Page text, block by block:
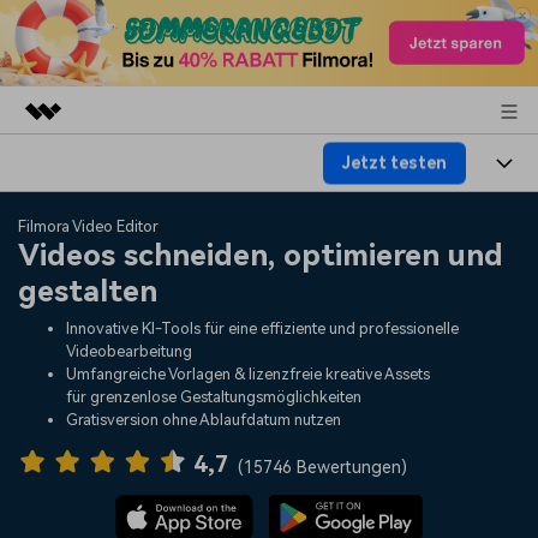
Dienstprogramme
Business
Überblick
Lösungen
Über uns
Presseraum
Support
Jetzt testen
Produkte
Plattformen
Funktionen
Assets
KI
Video/Foto
Audio
Lösungen
Video-Lösungen
Ressourcen
Video-Prompts
Über 100 heiße Video-
Meisterkurs
Beherrschen Sie
Hilfe-Center
Erste Schritte
Filmora Video Editor
Videos schneiden, optimieren und
gestalten
Innovative KI-Tools für eine effiziente und professionelle
Videobearbeitung
Umfangreiche Vorlagen & lizenzfreie kreative Assets
für grenzenlose Gestaltungsmöglichkeiten
Gratisversion ohne Ablaufdatum nutzen
4,7 (15746 Bewertungen)